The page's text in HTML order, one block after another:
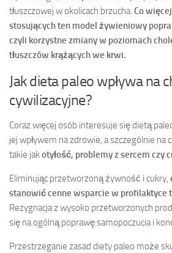
tłuszczowej w okolicach brzucha. Co
stosujących ten model żywieniowy
czyli korzystne zmiany w poziomach
tłuszczów krążących we krwi.
Jak dieta paleo wpływa na
cywilizacyjne?
Coraz więcej osób interesuje się dietą
jej wpływem na zdrowie, a szczególnie na
takie jakotyłość, problemy z sercem czy
Eliminując przetworzoną żywność i cukry,
stanowić cenne wsparcie w profilaktyce
Rezygnacja z wysoko przetworzonych
się na ogólną poprawę samopoczucia i
Przestrzeganie zasad diety paleo może